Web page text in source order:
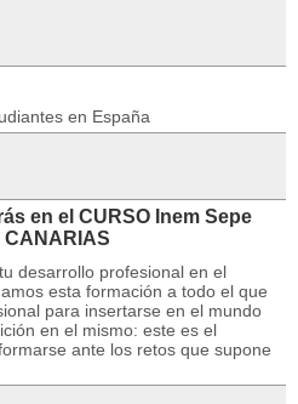
en España
en el CURSO Inem Sepe
CANARIAS
desarrollo profesional en el
esta formación a todo el que
para insertarse en el mundo
en el mismo: este es el
ante los retos que supone